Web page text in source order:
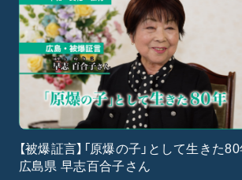
【被爆証言】「原爆の子」として生きた
広島県 早志百合子さん